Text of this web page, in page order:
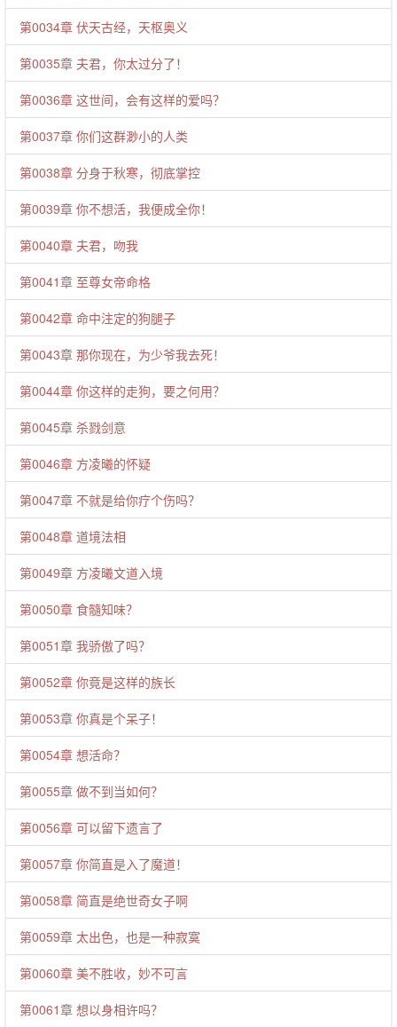
第0034章 伏天古经，天枢奥义
第0035章 夫君，你太过分了！
第0036章 这世间，会有这样的爱吗？
第0037章 你们这群渺小的人类
第0038章 分身于秋寒，彻底掌控
第0039章 你不想活，我便成全你！
第0040章 夫君，吻我
第0041章 至尊女帝命格
第0042章 命中注定的狗腿子
第0043章 那你现在，为少爷我去死！
第0044章 你这样的走狗，要之何用？
第0045章 杀戮剑意
第0046章 方凌曦的怀疑
第0047章 不就是给你疗个伤吗？
第0048章 道境法相
第0049章 方凌曦文道入境
第0050章 食髓知味？
第0051章 我骄傲了吗？
第0052章 你竟是这样的族长
第0053章 你真是个呆子！
第0054章 想活命？
第0055章 做不到当如何？
第0056章 可以留下遗言了
第0057章 你简直是入了魔道！
第0058章 简直是绝世奇女子啊
第0059章 太出色，也是一种寂寞
第0060章 美不胜收，妙不可言
第0061章 想以身相许吗？